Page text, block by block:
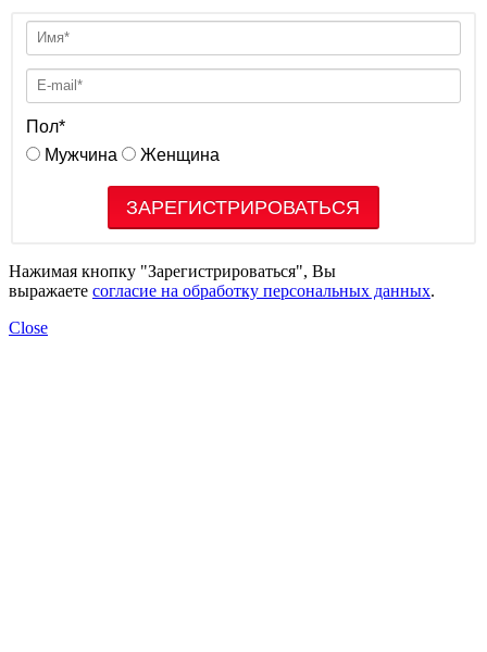
Пол*
Мужчина
Женщина
Нажимая кнопку "Зарегистрироваться", Вы
выражаете согласие на обработку персональных данных.
Close